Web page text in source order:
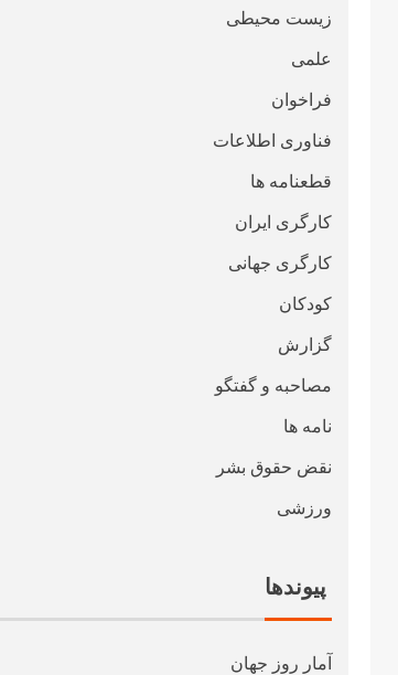
زیست محیطی
علمی
فراخوان
فناوری اطلاعات
قطعنامە ها
کارگری ایران
کارگری جهانی
کودکان
گزارش
مصاحبه و گفتگو
نامه ها
نقض حقوق بشر
ورزشی
پیوندها
آمار روز جهان